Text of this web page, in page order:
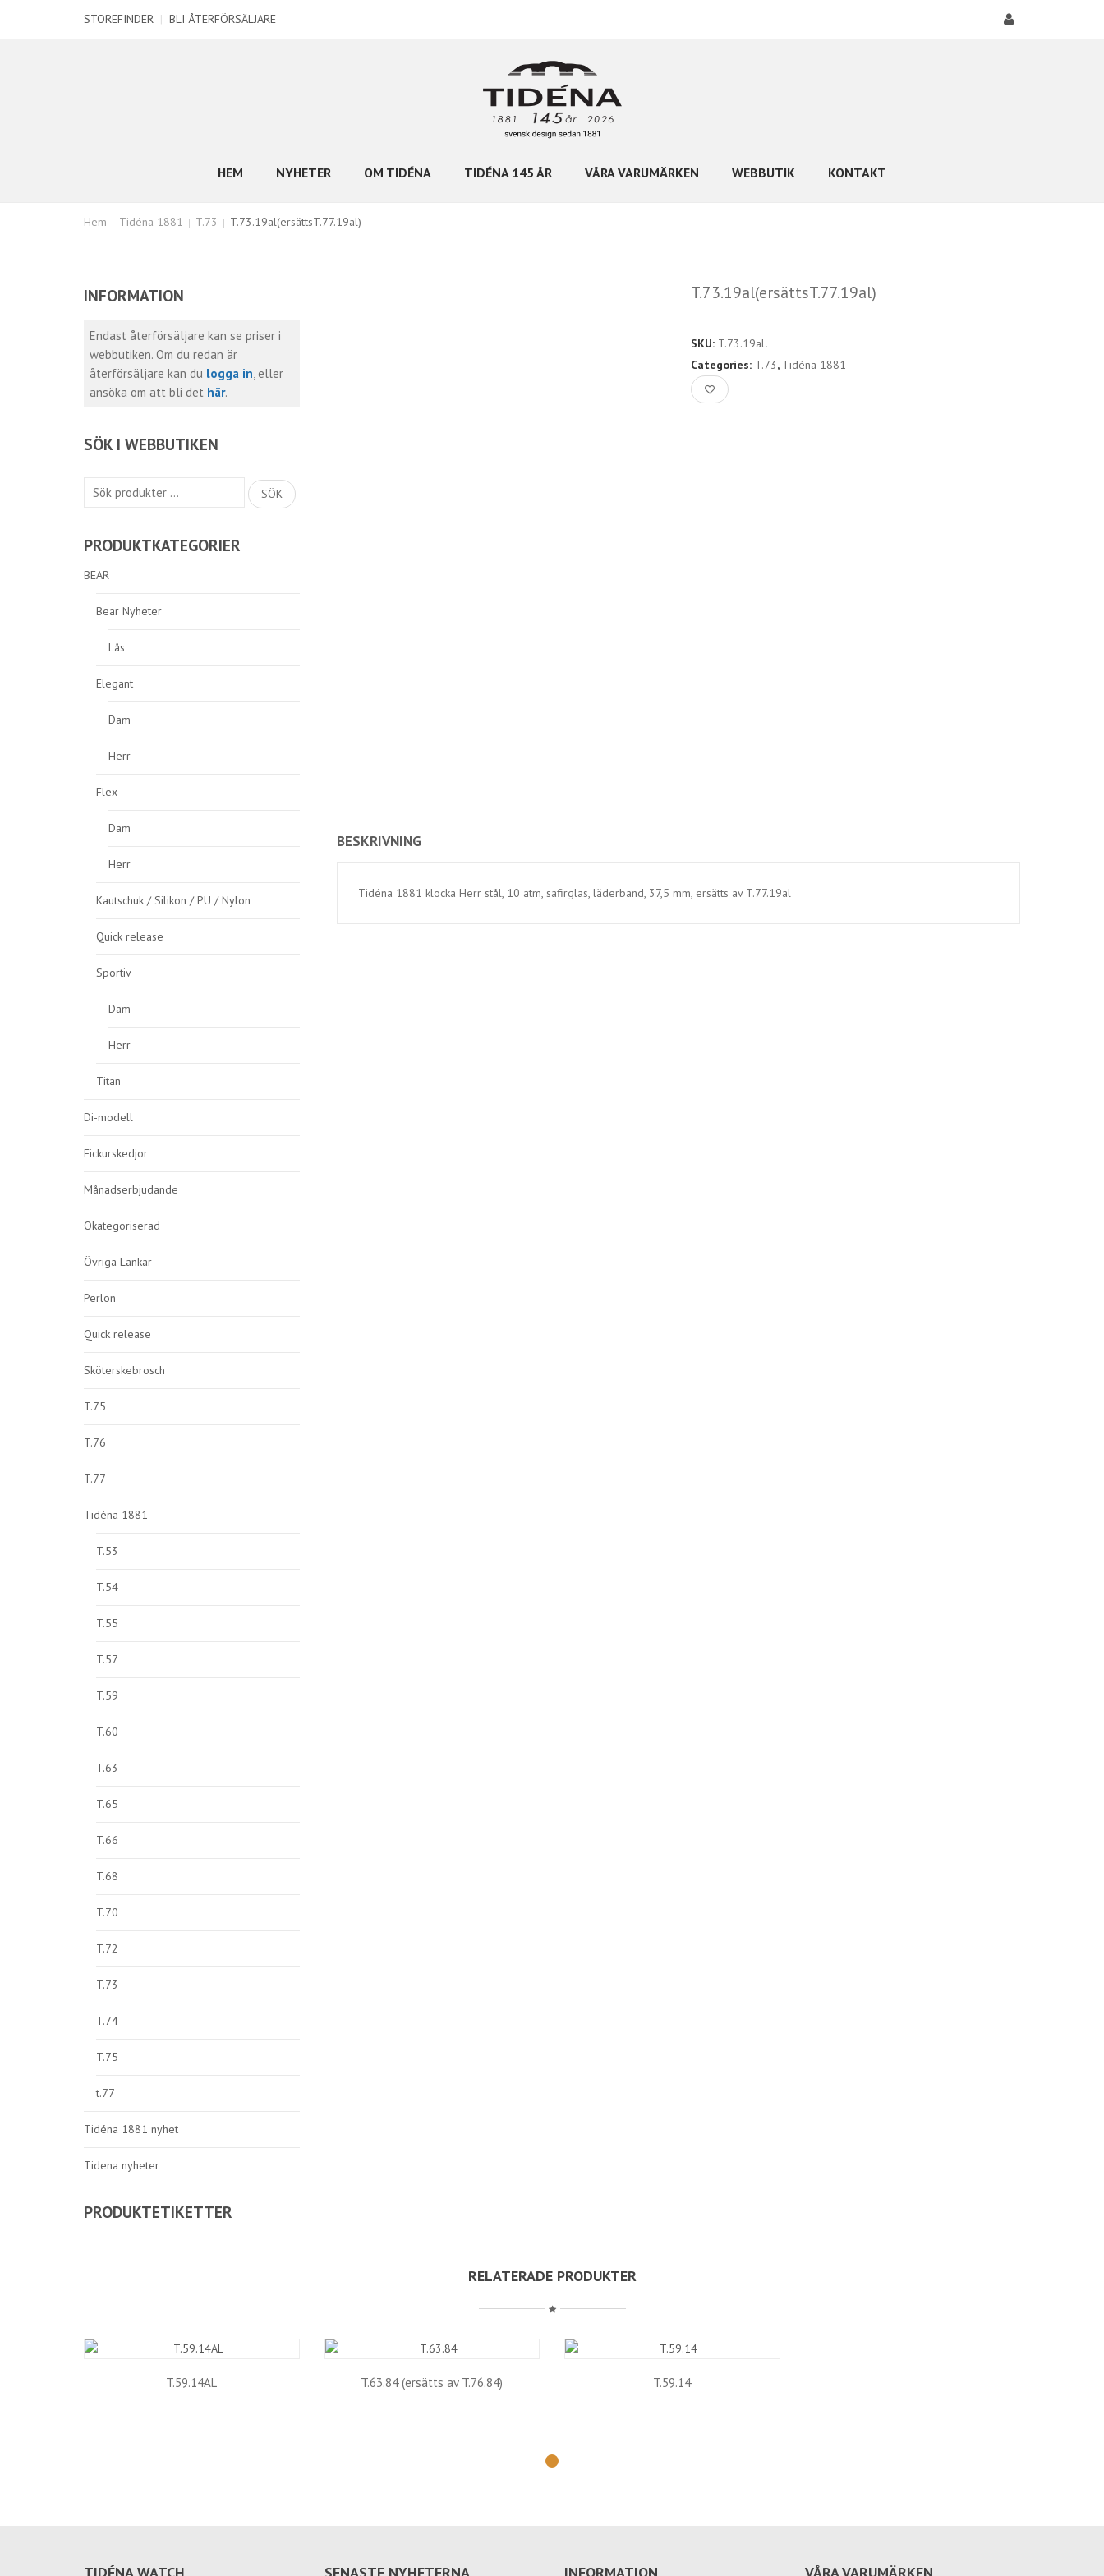
STOREFINDER | BLI ÅTERFÖRSÄLJARE
HEM NYHETER OM TIDÉNA TIDÉNA 145 ÅR VÅRA VARUMÄRKEN WEBBUTIK KONTAKT
Hem Tidéna 1881 T.73 T.73.19al(ersättsT.77.19al)
INFORMATION
Endast återförsäljare kan se priser i
webbutiken. Om du redan är
återförsäljare kan du logga in, eller
ansöka om att bli det här.
SÖK I WEBBUTIKEN
Sök
SÖK
PRODUKTKATEGORIER
BEAR
Bear Nyheter
Lås
Elegant
Dam
Herr
Flex
Dam
Herr
Kautschuk / Silikon / PU / Nylon
Quick release
Sportiv
Dam
Herr
Titan
Di-modell
Fickurskedjor
Månadserbjudande
Okategoriserad
Övriga Länkar
Perlon
Quick release
Sköterskebrosch
T.75
T.76
T.77
Tidéna 1881
T.53
T.54
T.55
T.57
T.59
T.60
T.63
T.65
T.66
T.68
T.70
T.72
T.73
T.74
T.75
t.77
Tidéna 1881 nyhet
Tidena nyheter
PRODUKTETIKETTER
T.73.19al(ersättsT.77.19al)
SKU: T.73.19al.
Categories: T.73, Tidéna 1881
BESKRIVNING
Tidéna 1881 klocka Herr stål, 10 atm, safirglas, läderband, 37,5 mm, ersätts av T.77.19al
RELATERADE PRODUKTER
T.59.14AL T.63.84 (ersätts av T.76.84) T.59.14